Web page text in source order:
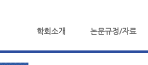
학회소개 논문규정/자료